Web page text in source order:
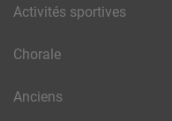
Activités sportives
Chorale
Anciens